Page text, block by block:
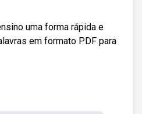
uma forma rápida e
em formato PDF para